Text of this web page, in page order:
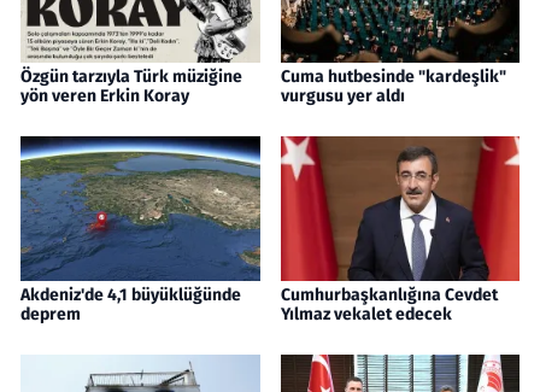
Özgün tarzıyla Türk müziğine
yön veren Erkin Koray
Cuma hutbesinde "kardeşlik"
vurgusu yer aldı
Akdeniz'de 4,1 büyüklüğünde
deprem
Cumhurbaşkanlığına Cevdet
Yılmaz vekalet edecek